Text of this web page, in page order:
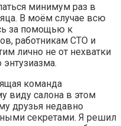
минимум раз в
В моём случае всю
за помощью к
работникам СТО и
лично не от нехватки
команда
виду салона в этом
друзья недавно
секретами. Я решил